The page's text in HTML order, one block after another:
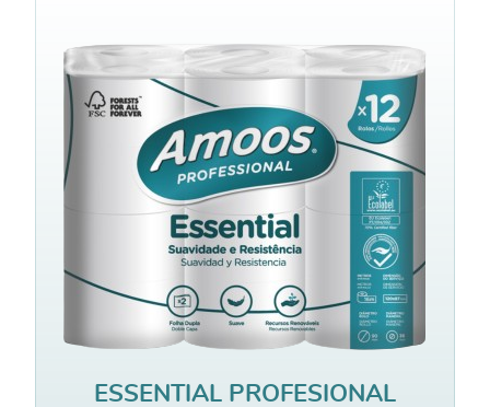
ESSENTIAL PROFESIONAL